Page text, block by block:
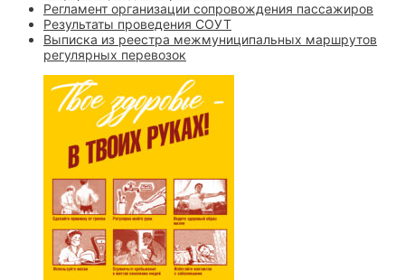
Регламент организации сопровождения пассажиров
Результаты проведения СОУТ
Выписка из реестра межмуниципальных маршрутов
регулярных перевозок